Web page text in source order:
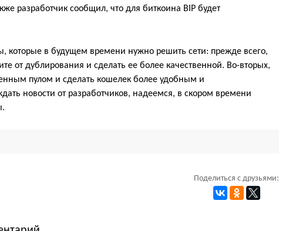
разработчик сообщил, что для биткоина BIP будет
которые в будущем времени нужно решить сети: прежде всего,
от дублирования и сделать ее более качественной. Во-вторых,
пулом и сделать кошелек более удобным и
новости от разработчиков, надеемся, в скором времени
Поделиться с друзьями: